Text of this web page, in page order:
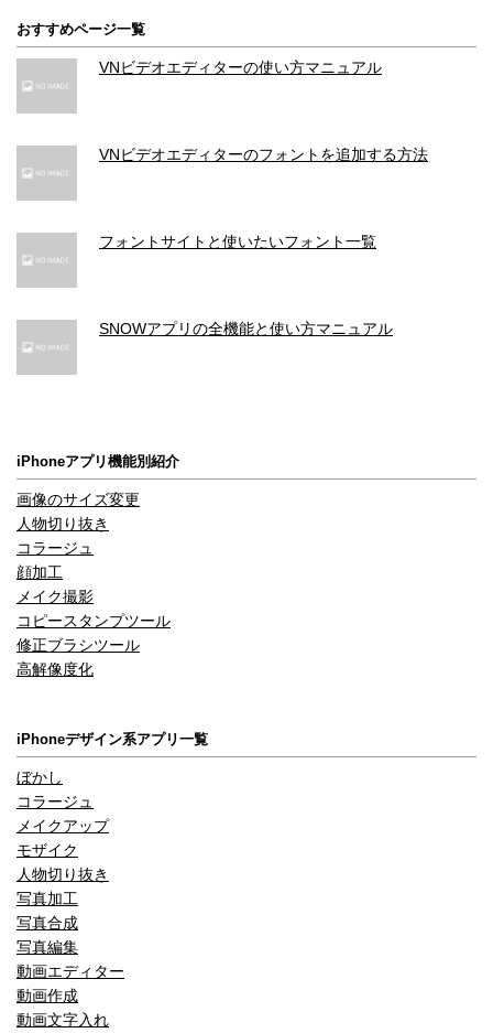
おすすめページ一覧
VNビデオエディターの使い方マニュアル
VNビデオエディターのフォントを追加する方法
フォントサイトと使いたいフォント一覧
SNOWアプリの全機能と使い方マニュアル
iPhoneアプリ機能別紹介
画像のサイズ変更
人物切り抜き
コラージュ
顔加工
メイク撮影
コピースタンプツール
修正ブラシツール
高解像度化
iPhoneデザイン系アプリ一覧
ぼかし
コラージュ
メイクアップ
モザイク
人物切り抜き
写真加工
写真合成
写真編集
動画エディター
動画作成
動画文字入れ